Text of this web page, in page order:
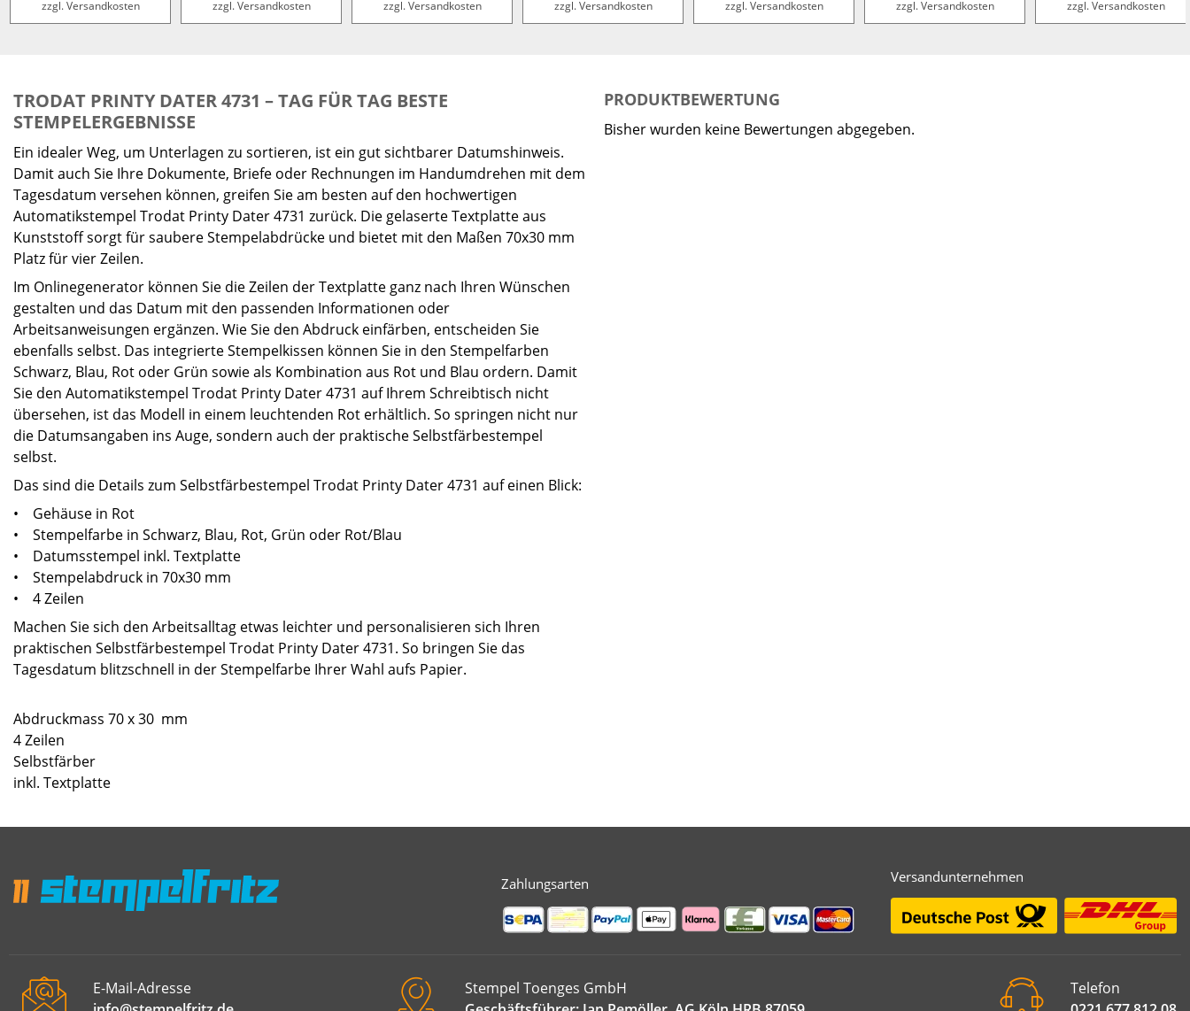
zzgl. Versandkosten
zzgl. Versandkosten
zzgl. Versandkosten
zzgl. Versandkosten
zzgl. Versandkosten
zzgl. Versandkosten
zzgl. Versandkosten
TRODAT PRINTY DATER 4731 – TAG FÜR TAG BESTE
STEMPELERGEBNISSE
Ein idealer Weg, um Unterlagen zu sortieren, ist ein gut sichtbarer Datumshinweis.
Damit auch Sie Ihre Dokumente, Briefe oder Rechnungen im Handumdrehen mit dem
Tagesdatum versehen können, greifen Sie am besten auf den hochwertigen
Automatikstempel Trodat Printy Dater 4731 zurück. Die gelaserte Textplatte aus
Kunststoff sorgt für saubere Stempelabdrücke und bietet mit den Maßen 70x30 mm
Platz für vier Zeilen.
Im Onlinegenerator können Sie die Zeilen der Textplatte ganz nach Ihren Wünschen
gestalten und das Datum mit den passenden Informationen oder
Arbeitsanweisungen ergänzen. Wie Sie den Abdruck einfärben, entscheiden Sie
ebenfalls selbst. Das integrierte Stempelkissen können Sie in den Stempelfarben
Schwarz, Blau, Rot oder Grün sowie als Kombination aus Rot und Blau ordern. Damit
Sie den Automatikstempel Trodat Printy Dater 4731 auf Ihrem Schreibtisch nicht
übersehen, ist das Modell in einem leuchtenden Rot erhältlich. So springen nicht nur
die Datumsangaben ins Auge, sondern auch der praktische Selbstfärbestempel
selbst.
Das sind die Details zum Selbstfärbestempel Trodat Printy Dater 4731 auf einen Blick:
• Gehäuse in Rot
• Stempelfarbe in Schwarz, Blau, Rot, Grün oder Rot/Blau
• Datumsstempel inkl. Textplatte
• Stempelabdruck in 70x30 mm
• 4 Zeilen
Machen Sie sich den Arbeitsalltag etwas leichter und personalisieren sich Ihren
praktischen Selbstfärbestempel Trodat Printy Dater 4731. So bringen Sie das
Tagesdatum blitzschnell in der Stempelfarbe Ihrer Wahl aufs Papier.
Abdruckmass 70 x 30 mm
4 Zeilen
Selbstfärber
inkl. Textplatte
PRODUKTBEWERTUNG
Bisher wurden keine Bewertungen abgegeben.
Zahlungsarten Versandunternehmen
E-Mail-Adresse
Stempel Toenges GmbH
Telefon